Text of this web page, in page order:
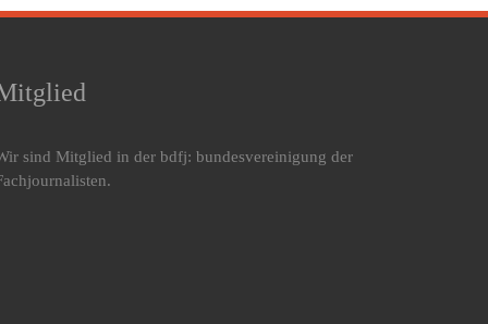
sind Mitglied in der bdfj: bundesvereinigung der